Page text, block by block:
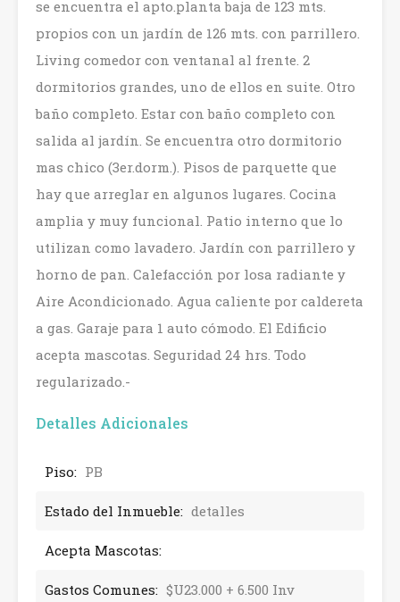
se encuentra el apto.planta baja de 123 mts.
propios con un jardín de 126 mts. con parrillero.
Living comedor con ventanal al frente. 2
dormitorios grandes, uno de ellos en suite. Otro
baño completo. Estar con baño completo con
salida al jardín. Se encuentra otro dormitorio
mas chico (3er.dorm.). Pisos de parquette que
hay que arreglar en algunos lugares. Cocina
amplia y muy funcional. Patio interno que lo
utilizan como lavadero. Jardín con parrillero y
horno de pan. Calefacción por losa radiante y
Aire Acondicionado. Agua caliente por caldereta
a gas. Garaje para 1 auto cómodo. El Edificio
acepta mascotas. Seguridad 24 hrs. Todo
regularizado.-
Detalles Adicionales
Piso: PB
Estado del Inmueble: detalles
Acepta Mascotas:
Gastos Comunes: $U23.000 + 6.500 Inv